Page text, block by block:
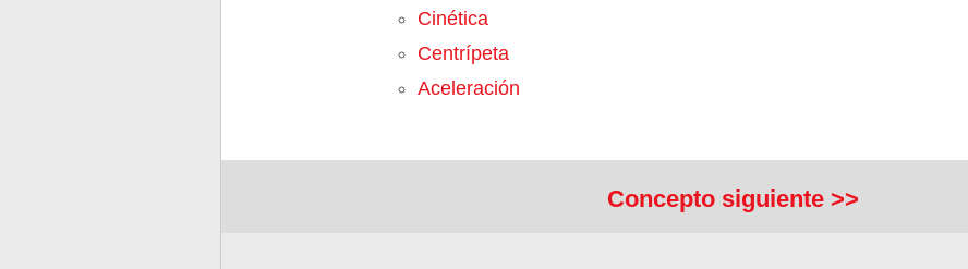
Cinética
Centrípeta
Aceleración
Concepto siguiente >>